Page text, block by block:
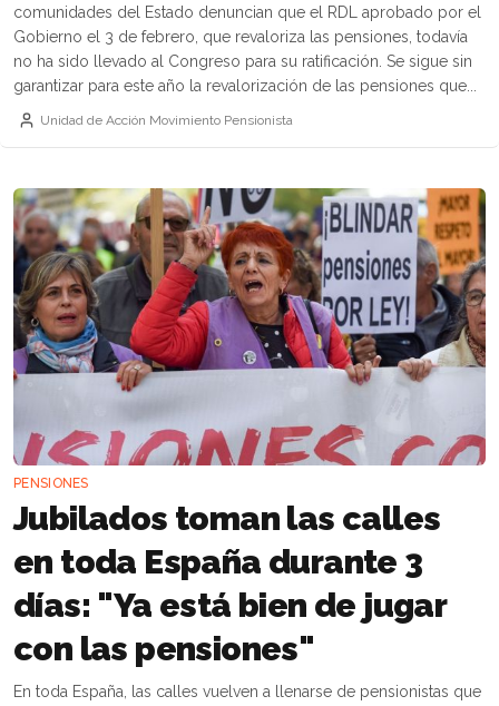
comunidades del Estado denuncian que el RDL aprobado por el
Gobierno el 3 de febrero, que revaloriza las pensiones, todavía
no ha sido llevado al Congreso para su ratificación. Se sigue sin
garantizar para este año la revalorización de las pensiones que...
Unidad de Acción Movimiento Pensionista
PENSIONES
Jubilados toman las calles
en toda España durante 3
días: "Ya está bien de jugar
con las pensiones"
En toda España, las calles vuelven a llenarse de pensionistas que